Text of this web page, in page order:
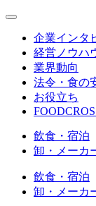
企業インタ
経営ノウハ
業界動向
法令・食の
お役立ち
飲食・宿泊
卸・メーカ
飲食・宿泊
卸・メーカ